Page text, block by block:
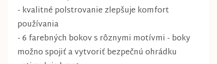
- kvalitné polstrovanie zlepšuje komfort
používania
- 6 farebných bokov s rôznymi motívmi - boky
možno spojiť a vytvoriť bezpečnú ohrádku